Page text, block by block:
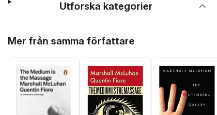
Utforska kategorier
Mer från samma författare